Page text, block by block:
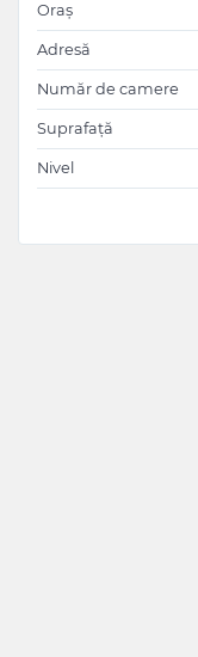
Oraș
Adresă
Număr de camere
Suprafață
Nivel